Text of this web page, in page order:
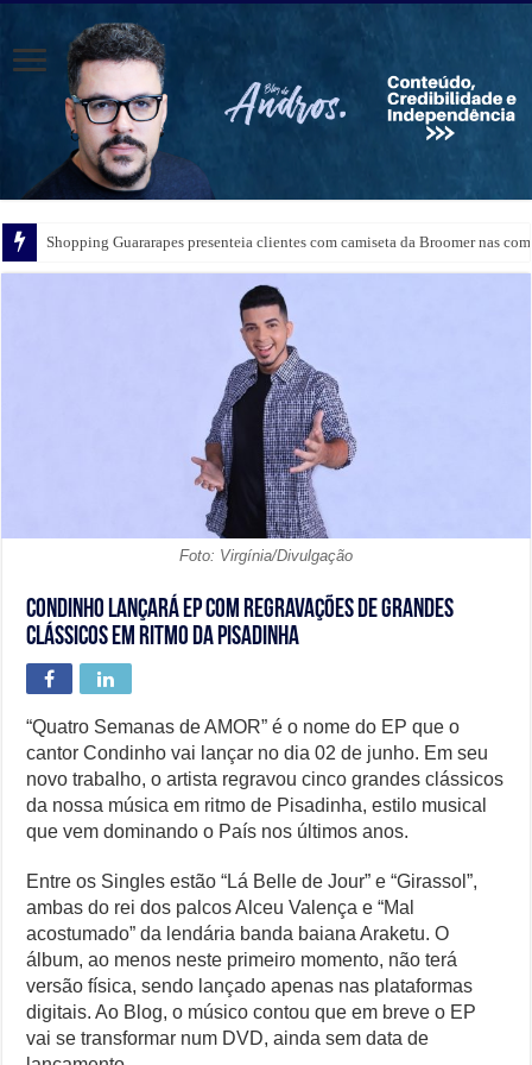
Shopping Guararapes presenteia clientes com camiseta da Broomer nas
Foto: Virgínia/Divulgação
Condinho lançará EP com regravações de grandes
clássicos em ritmo da Pisadinha
“Quatro Semanas de AMOR” é o nome do EP que o
cantor Condinho vai lançar no dia 02 de junho. Em seu
novo trabalho, o artista regravou cinco grandes clássicos
da nossa música em ritmo de Pisadinha, estilo musical
que vem dominando o País nos últimos anos.
Entre os Singles estão “Lá Belle de Jour” e “Girassol”,
ambas do rei dos palcos Alceu Valença e “Mal
acostumado” da lendária banda baiana Araketu. O
álbum, ao menos neste primeiro momento, não terá
versão física, sendo lançado apenas nas plataformas
digitais. Ao Blog, o músico contou que em breve o EP
vai se transformar num DVD, ainda sem data de